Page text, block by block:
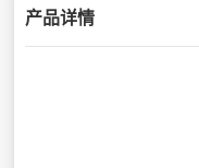
产品详情